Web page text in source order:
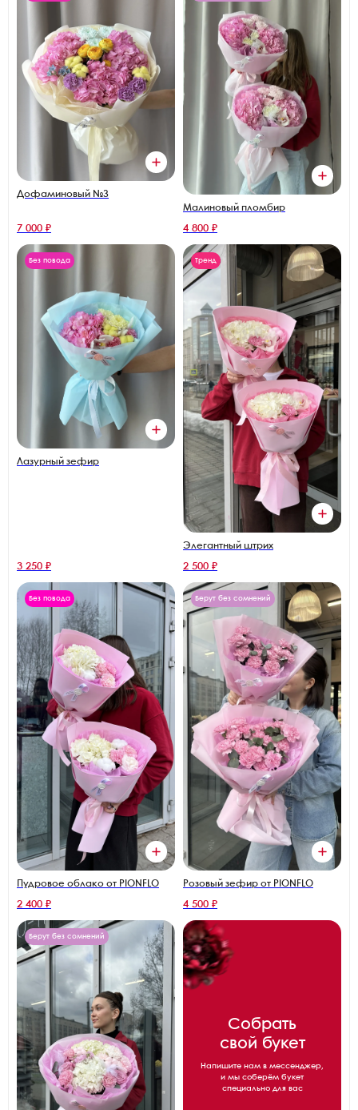
Дофаминовый №3
7 000 ₽
Малиновый пломбир
4 800 ₽
Без повода
Лазурный зефир
3 250 ₽
Тренд
Элегантный штрих
2 500 ₽
Без повода
Пудровое облако от PIONFLO
2 400 ₽
Берут без сомнений
Розовый зефир от PIONFLO
4 500 ₽
Берут без сомнений
Собрать
свой букет
Напишите нам в мессенджер,
и мы соберём букет
специально для вас